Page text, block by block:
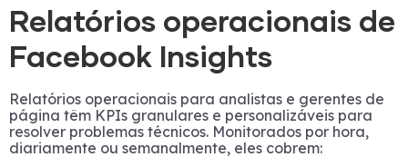
Relatórios operacionais de
Facebook Insights
Relatórios operacionais para analistas e gerentes de
página têm KPIs granulares e personalizáveis para
resolver problemas técnicos. Monitorados por hora,
diariamente ou semanalmente, eles cobrem: